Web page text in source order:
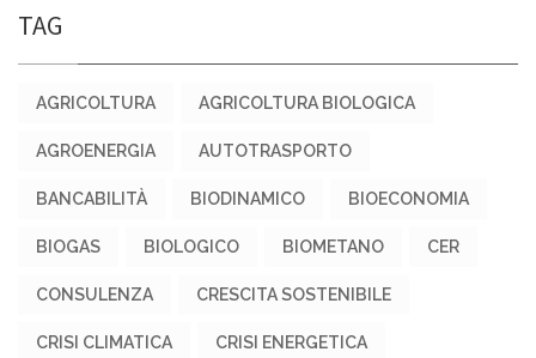
TAG
AGRICOLTURA AGRICOLTURA BIOLOGICA
AGROENERGIA AUTOTRASPORTO
BANCABILITÀ BIODINAMICO BIOECONOMIA
BIOGAS BIOLOGICO BIOMETANO CER
CONSULENZA CRESCITA SOSTENIBILE
CRISI CLIMATICA CRISI ENERGETICA